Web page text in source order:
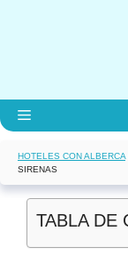
Menú
HOTELES CON ALBERCA
SIRENAS
TABLA DE